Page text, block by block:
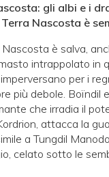
: gli albi e i
Nascosta è
è salva,
intrappolato in
per i
più debole. Boïndil
che irradia il
attacca la
a Tungdil
celato sotto le